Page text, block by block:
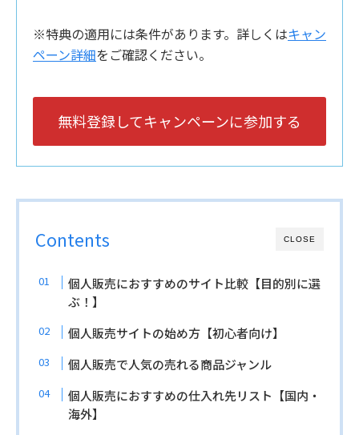
※特典の適用には条件があります。詳しくはキャン
ペーン詳細をご確認ください。
無料登録してキャンペーンに参加する
CLOSE
Contents
個人販売におすすめのサイト比較【目的別に選
ぶ！】
個人販売サイトの始め方【初心者向け】
個人販売で人気の売れる商品ジャンル
個人販売におすすめの仕入れ先リスト【国内・
海外】